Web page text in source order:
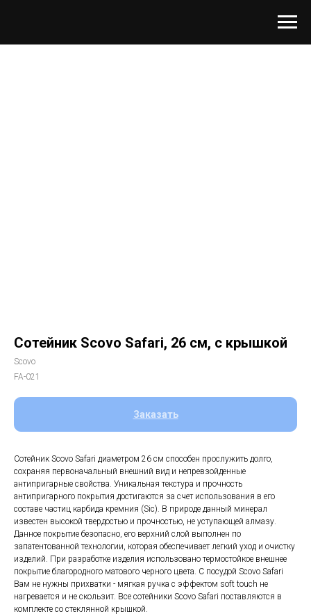
Сотейник Scovo Safari, 26 см, с крышкой
Scovo
FA-021
Заказать
Cотейник Scovo Safari диаметром 26 см способен прослужить долго,
сохраняя первоначальный внешний вид и непревзойденные
антипригарные свойства. Уникальная текстура и прочность
антипригарного покрытия достигаются за счет использования в его
составе частиц карбида кремния (Sic). В природе данный минерал
известен высокой твердостью и прочностью, не уступающей алмазу.
Данное покрытие безопасно, его верхний слой выполнен по
запатентованной технологии, которая обеспечивает легкий уход и очистку
изделий. При разработке изделия использовано термостойкое внешнее
покрытие благородного матового черного цвета. С посудой Scovo Safari
Вам не нужны прихватки - мягкая ручка с эффектом soft touch не
нагревается и не скользит. Все сотейники Scovo Safari поставляются в
комплекте со стеклянной крышкой.